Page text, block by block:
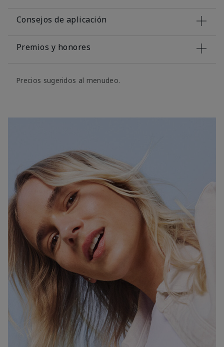
Consejos de aplicación
Premios y honores
Precios sugeridos al menudeo.